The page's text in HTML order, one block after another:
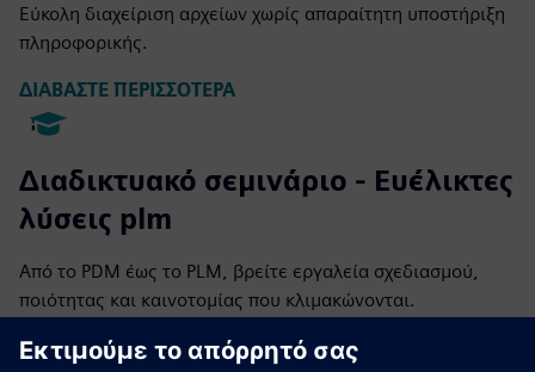
Εύκολη διαχείριση αρχείων χωρίς απαραίτητη υποστήριξη
πληροφορικής.
ΔΙΑΒΑΣΤΕ ΠΕΡΙΣΣΟΤΕΡΑ
Διαδικτυακό σεμινάριο - Ευέλικτες
λύσεις plm
Από το PDM έως το PLM, βρείτε εργαλεία σχεδιασμού,
ποιότητας και καινοτομίας που κλιμακώνονται.
Παρακολουθήστε τώρα